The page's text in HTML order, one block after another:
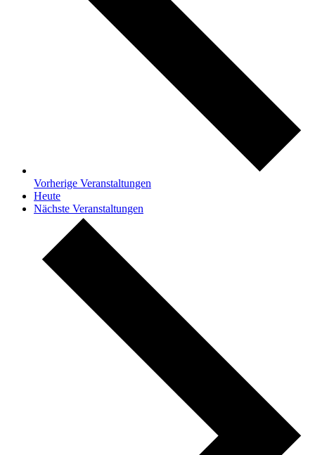
Vorherige Veranstaltungen
Heute
Nächste Veranstaltungen